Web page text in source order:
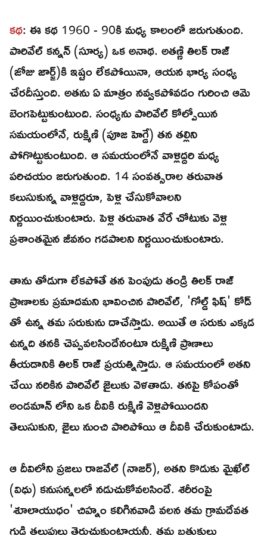
కథ: ఈ కథ 1960 - 90కి మధ్య కాలంలో జరుగుతుంది.
పారివేల్ కన్నన్ (సూర్య) ఒక అనాథ. అతణ్ణి తిలక్ రాజ్
(జోజు జార్జ్)కి ఇష్టం లేకపోయినా, ఆయన భార్య సంధ్య
చేరదీస్తుంది. అతను ఏ మాత్రం నవ్వకపోవడం గురించి ఆమె
బెంగపెట్టుకుంటుంది. సంధ్యను పారివేల్ కోల్పోయిన
సమయంలోనే, రుక్మిణి (పూజ హెగ్డే) తన తల్లిని
పోగొట్టుకుంటుంది. ఆ సమయంలోనే వాళ్లిద్దరి మధ్య
పరిచయం జరుగుతుంది. 14 సంవత్సరాల తరువాత
కలుసుకున్న వాళ్లిద్దరూ, పెళ్లి చేసుకోవాలని
నిర్ణయించుకుంటారు. పెళ్లి తరువాత వేరే చోటుకు వెళ్లి
ప్రశాంతమైన జీవనం గడపాలని నిర్ణయించుకుంటారు.
తాను తోడుగా లేకపోతే తన పెంపుడు తండ్రి తిలక్ రాజ్
ప్రాణాలకు ప్రమాదమని భావించిన పారివేల్, 'గోల్డ్ ఫిష్' కోడ్
తో ఉన్న తమ సరుకును దాచేస్తాడు. అయితే ఆ సరుకు ఎక్కడ
ఉన్నది తనకి చెప్పవలసిందేనంటూ రుక్మిణి ప్రాణాలు
తీయడానికి తిలక్ రాజ్ ప్రయత్నిస్తాడు. ఆ సమయంలో అతని
చేయి నరికిన పారివేల్ జైలుకు వెళతాడు. తనపై కోపంతో
అండమాన్ లోని ఒక దీవికి రుక్మిణి వెళ్లిపోయిందని
తెలుసుకుని, జైలు నుంచి పారిపోయి ఆ దీవికి చేరుకుంటాడు.
ఆ దీవిలోని ప్రజలు రాజవేల్ (నాజర్), అతని కొడుకు మైఖేల్
(విధు) కనుసన్నలలో నడుచుకోవలసిందే. శరీరంపై
'శూలాయుధం' చిహ్నం కలిగినవాడి వలన తమ గ్రామదేవత
గుడి తలుపులు తెరుచుకుంటాయనీ, తమ బ్రతుకులు